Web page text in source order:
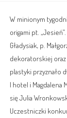
W minionym
origami pt.
Gładysiak, p.
dekoratorskiej oraz
plastyki przyznało
I hotel i Magdalena
się Julia
Uczestniczki